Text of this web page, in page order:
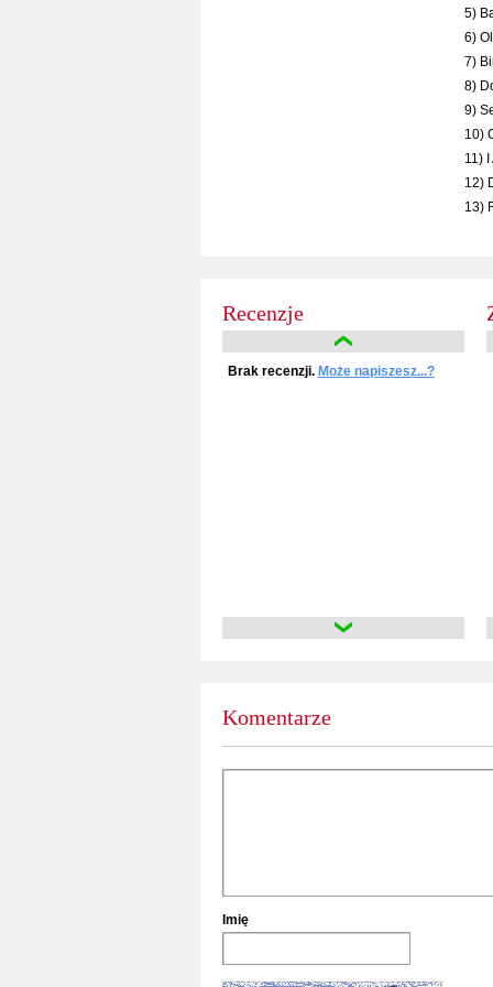
5)
6)
7)
8)
9)
10)
11)
12)
13)
Recenzje
Brak recenzji. Może napiszesz...?
Komentarze
Imię